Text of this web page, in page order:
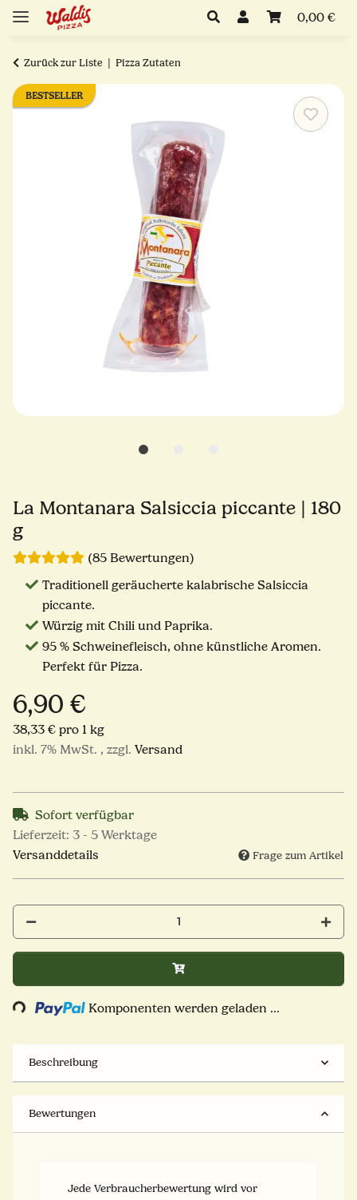
0,00 €
Zurück zur Liste Pizza Zutaten
BESTSELLER
La Montanara Salsiccia piccante | 180
g
(85 Bewertungen)
Traditionell geräucherte kalabrische Salsiccia
piccante.
Würzig mit Chili und Paprika.
95 % Schweinefleisch, ohne künstliche Aromen.
Perfekt für Pizza.
6,90 €
38,33 € pro 1 kg
inkl. 7% MwSt. , zzgl. Versand
Sofort verfügbar
Lieferzeit: 3 - 5 Werktage
Versanddetails
Frage zum Artikel
Loading... Komponenten werden geladen ...
Beschreibung
Bewertungen
Jede Verbraucherbewertung wird vor